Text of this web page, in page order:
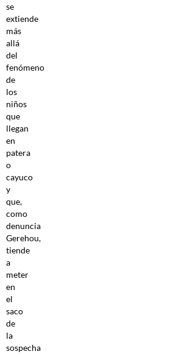
se
extiende
más
allá
del
fenómeno
de
los
niños
que
llegan
en
patera
o
cayuco
y
que,
como
denuncia
Gerehou,
tiende
a
meter
en
el
saco
de
la
sospecha